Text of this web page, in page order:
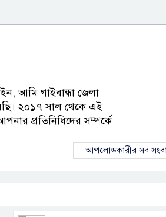
আমি গাইবান্ধা জেলা
২০১৭ সাল থেকে এই
প্রতিনিধিদের সম্পর্কে
আপলোডকারীর সব